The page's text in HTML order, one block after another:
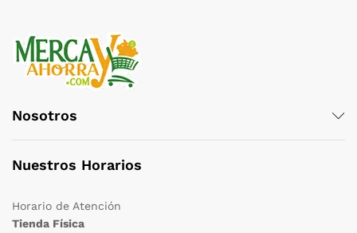
Nosotros
Nuestros Horarios
Horario de Atención
Tienda Física